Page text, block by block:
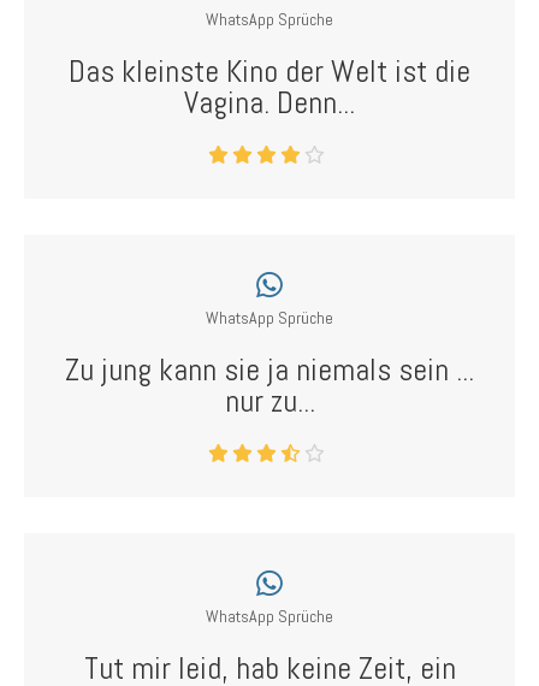
WhatsApp Sprüche
Das kleinste Kino der Welt ist die
Vagina. Denn...
WhatsApp Sprüche
Zu jung kann sie ja niemals sein ...
nur zu...
WhatsApp Sprüche
Tut mir leid, hab keine Zeit, ein